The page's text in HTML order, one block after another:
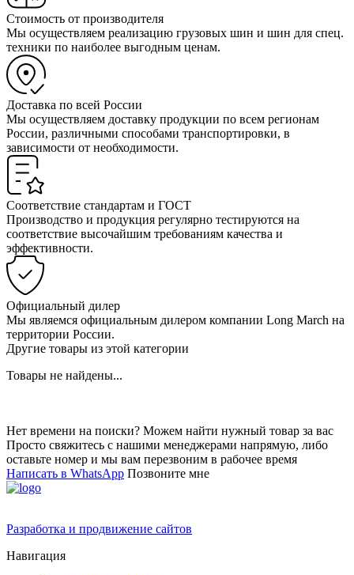
Стоимость от производителя
Мы осуществляем реализацию грузовых шин и шин для спец.
техники по наиболее выгодным ценам.
Доставка по всей России
Мы осуществляем доставку продукции по всем регионам
России, различными способами транспортировки, в
зависимости от необходимости.
Соответствие стандартам и ГОСТ
Производство и продукция регулярно тестируются на
соответствие высочайшим требованиям качества и
эффективности.
Официальный дилер
Мы являемся официальным дилером компании Long March на
территории России.
Другие товары из этой категории
Товары не найдены...
Нет времени на поиски? Можем найти нужный товар за вас
Просто свяжитесь с нашими менеджерами напрямую, либо
оставьте номер и мы вам перезвоним в рабочее время
Написать в WhatsApp Позвоните мне
Разработка и продвижение сайтов
Навигация